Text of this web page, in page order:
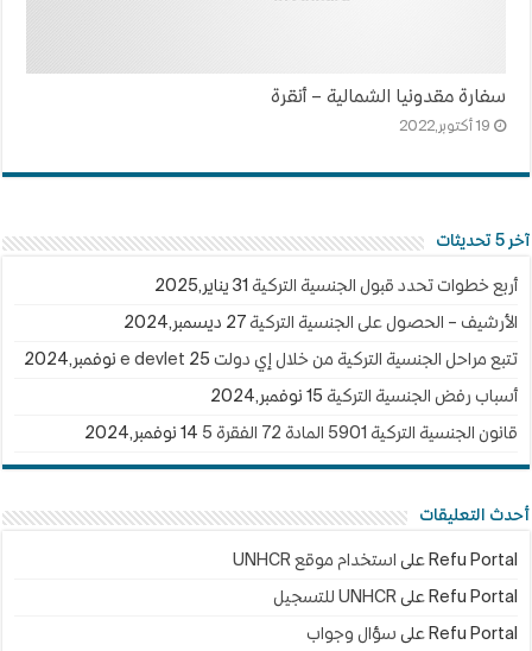
سفارة مقدونيا الشمالية – أنقرة
19 أكتوبر,2022
آخر 5 تحديثات
أربع خطوات تحدد قبول الجنسية التركية 31 يناير,2025
الأرشيف – الحصول على الجنسية التركية 27 ديسمبر,2024
تتبع مراحل الجنسية التركية من خلال إي دولت e devlet 25 نوفمبر,2024
أسباب رفض الجنسية التركية 15 نوفمبر,2024
قانون الجنسية التركية 5901 المادة 72 الفقرة 5 14 نوفمبر,2024
أحدث التعليقات
Refu Portal على استخدام موقع UNHCR
Refu Portal على UNHCR للتسجيل
Refu Portal على سؤال وجواب